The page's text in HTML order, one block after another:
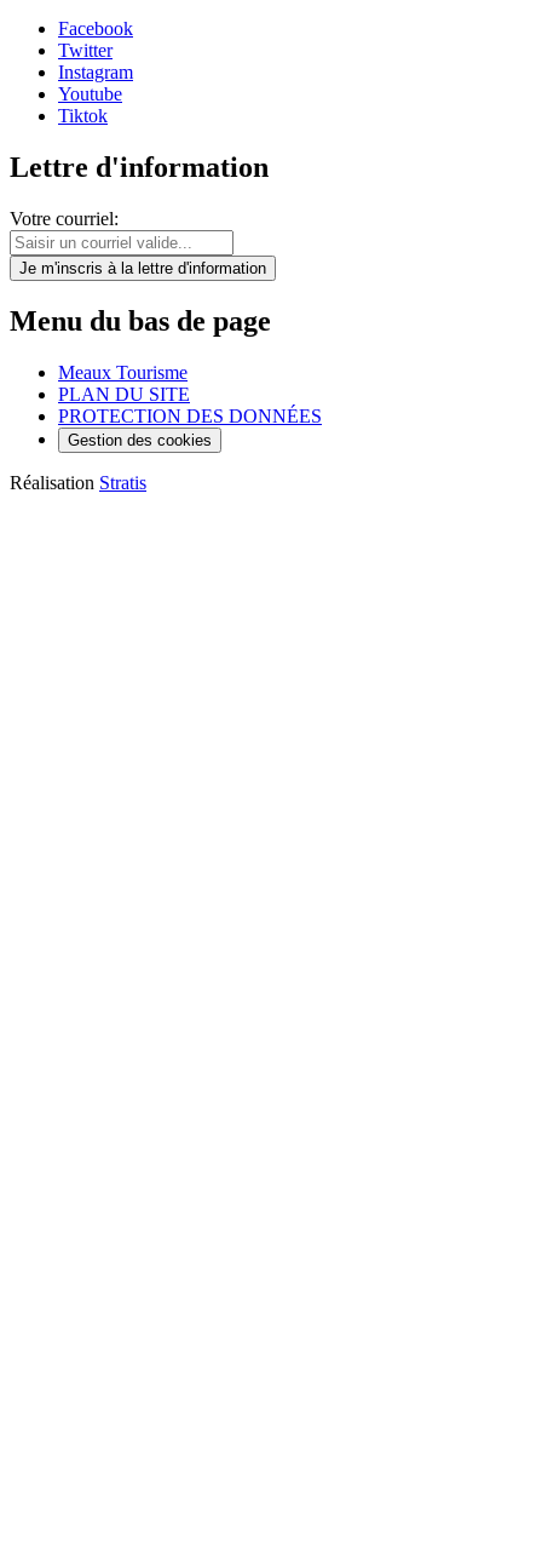
Facebook
Twitter
Instagram
Youtube
Tiktok
Lettre d'information
Votre courriel:
Je m'inscris à la lettre d'information
Menu du bas de page
Meaux Tourisme
PLAN DU SITE
PROTECTION DES DONNÉES
Gestion des cookies
Réalisation Stratis